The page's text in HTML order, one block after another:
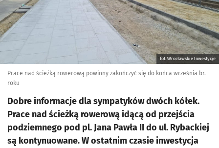
fot. Wrocławskie Inwestycje
Prace nad ścieżką rowerową powinny zakończyć się do końca września br.
roku
Dobre informacje dla sympatyków dwóch kółek.
Prace nad ścieżką rowerową idącą od przejścia
podziemnego pod pl. Jana Pawła II do ul. Rybackiej
są kontynuowane. W ostatnim czasie inwestycja